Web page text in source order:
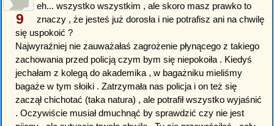
9
eh... wszystko wszystkim , ale skoro masz prawko to
znaczy , że jesteś już dorosła i nie potrafisz ani na chwilę
się uspokoić ?
Najwyraźniej nie zauważałaś zagrożenie płynącego z takiego
zachowania przed policją czym bym się niepokoiła . Kiedyś
jechałam z kolegą do akademika , w bagażniku mieliśmy
bagaże w tym słoiki . Zatrzymała nas policja i on też się
zaczął chichotać (taka natura) , ale potrafił wszystko wyjaśnić
. Oczywiście musiał dmuchnąć by sprawdzić czy nie jest